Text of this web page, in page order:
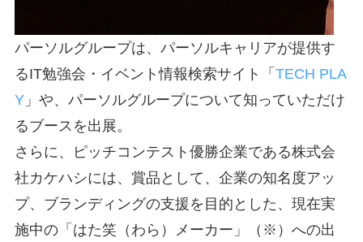
パーソルグループは、パーソルキャリアが提供す
るIT勉強会・イベント情報検索サイト「 TECH PLA
Y」や、パーソルグループについて知っていただけ
るブースを出展。
さらに、ピッチコンテスト優勝企業である株式会
社カケハシには、賞品として、企業の知名度アッ
プ、ブランディングの支援を目的とした、現在実
施中の「はた笑（わら）メーカー」（※）への出